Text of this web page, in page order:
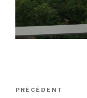
Navigation
Article
PRÉCÉDENT